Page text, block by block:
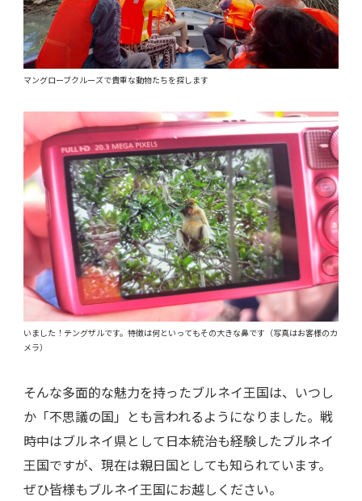
マングローブクルーズで貴重な動物たちを探します
いました！テングザルです。特徴は何といってもその大きな鼻です（写真はお客様のカ
メラ）
そんな多面的な魅力を持ったブルネイ王国は、いつし
か「不思議の国」とも言われるようになりました。戦
時中はブルネイ県として日本統治も経験したブルネイ
王国ですが、現在は親日国としても知られています。
ぜひ皆様もブルネイ王国にお越しください。